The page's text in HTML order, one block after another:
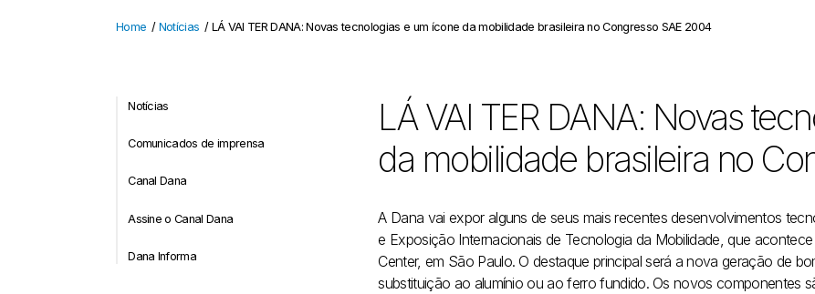
Home / Notícias / LÁ VAI TER DANA: Novas tecnologias e um ícone da mobilidade brasileira no Congresso SAE 2004
Notícias
Comunicados de imprensa
Canal Dana
Assine o Canal Dana
Dana Informa
LÁ VAI TER DANA: Novas
da mobilidade brasileira no
A Dana vai expor alguns de seus mais recentes desenvolvimentos
e Exposição Internacionais de Tecnologia da Mobilidade, que
Center, em São Paulo. O destaque principal será a nova geração de
substituição ao alumínio ou ao ferro fundido. Os novos componentes